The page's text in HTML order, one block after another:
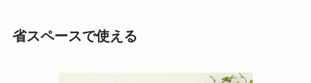
省スペースで使える